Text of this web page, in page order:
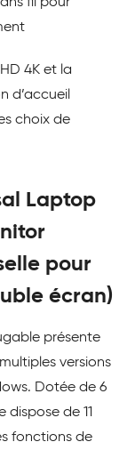
4K et la
d’accueil
choix de
Laptop
pour
écran)
présente
versions
Dotée de 6
de 11
fonctions de